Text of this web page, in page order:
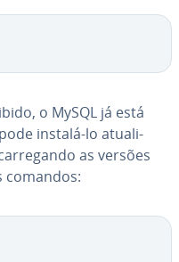
o MySQL já está
instalá-lo atu­a­li­
as versões
comandos: